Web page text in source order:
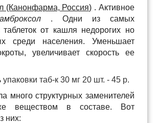
(Канонфарма, Россия) . Активное
амброксол . Одни из самых
от кашля недорогих но
среди населения. Уменьшает
увеличивает скорость ее
таб-к 30 мг 20 шт. - 45 р.
много структурных заменителей
веществом в составе. Вот
них: